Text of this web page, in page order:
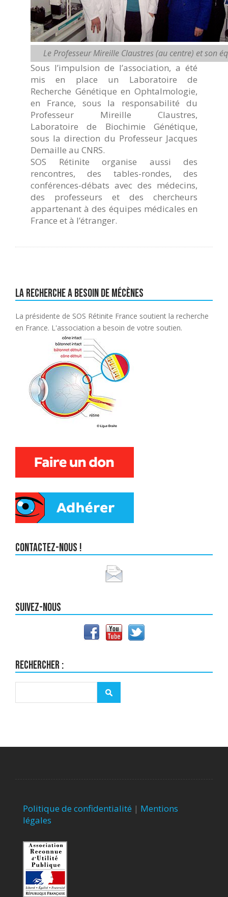
Le Professeur Mireille Claustres (au centre) et son
Sous l’impulsion de l’association, a été
mis en place un Laboratoire de
Recherche Génétique en Ophtalmologie,
en France, sous la responsabilité du
Professeur Mireille Claustres,
Laboratoire de Biochimie Génétique,
sous la direction du Professeur Jacques
Demaille au CNRS.
SOS Rétinite organise aussi des
rencontres, des tables-rondes, des
conférences-débats avec des médecins,
des professeurs et des chercheurs
appartenant à des équipes médicales en
France et à l’étranger.
La recherche a besoin de mécènes
La présidente de SOS Rétinite France soutient la recherche
en France. L'association a besoin de votre soutien.
Contactez-nous !
Suivez-nous
Rechercher :
Politique de confidentialité | Mentions
légales